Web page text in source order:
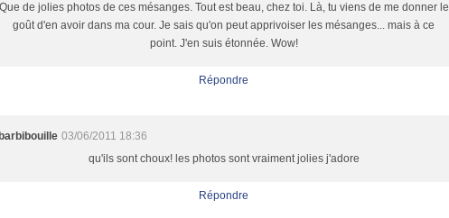
de jolies photos de ces mésanges. Tout est beau, chez toi. Là, tu viens de me donner le
goût d'en avoir dans ma cour. Je sais qu'on peut apprivoiser les mésanges... mais à ce
point. J'en suis étonnée. Wow!
Répondre
03/06/2011 18:36
qu'ils sont choux! les photos sont vraiment jolies j'adore
Répondre